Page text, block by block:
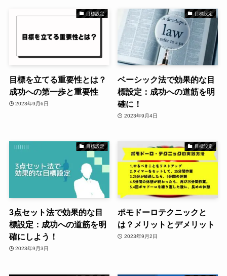
目標設定
目標を立てる重要性とは？
成功への第一歩と重要性
2023年9月6日
目標設定
ベーシック法で効果的な目
標設定：成功への道筋を明
確に！
2023年9月4日
目標設定
3点セット法で効果的な目
標設定：成功への道筋を明
確にしよう！
2023年9月3日
目標設定
ポモドーロテクニックと
は？メリットとデメリット
2023年9月2日